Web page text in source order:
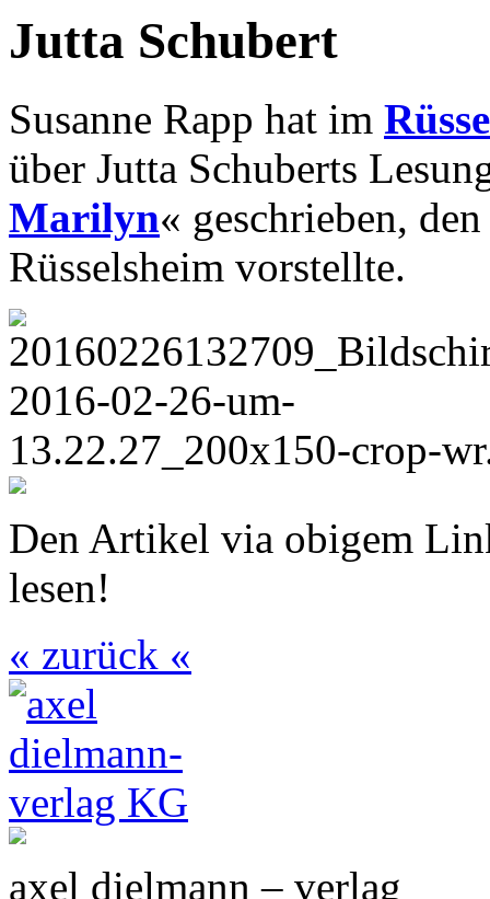
Jutta Schubert
Susanne Rapp hat im
über Jutta Schuberts
Marilyn« geschrieben,
Rüsselsheim vorstellte.
Den Artikel via obigem
lesen!
« zurück «
axel dielmann – verlag